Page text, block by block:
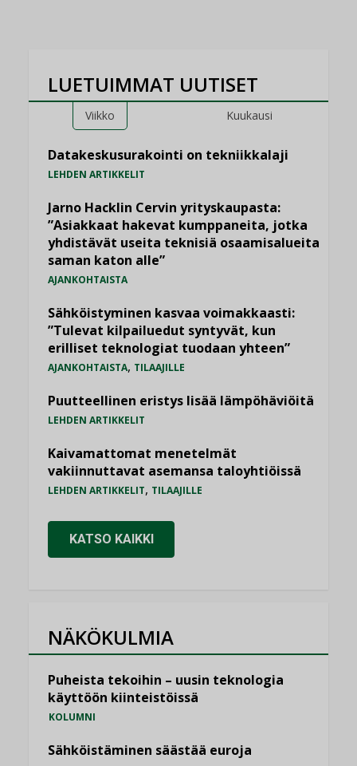
LUETUIMMAT UUTISET
Viikko Kuukausi
Datakeskusurakointi on tekniikkalaji
LEHDEN ARTIKKELIT
Jarno Hacklin Cervin yrityskaupasta:
”Asiakkaat hakevat kumppaneita, jotka
yhdistävät useita teknisiä osaamisalueita
saman katon alle”
AJANKOHTAISTA
Sähköistyminen kasvaa voimakkaasti:
”Tulevat kilpailuedut syntyvät, kun
erilliset teknologiat tuodaan yhteen”
AJANKOHTAISTA, TILAAJILLE
Puutteellinen eristys lisää lämpöhäviöitä
LEHDEN ARTIKKELIT
Kaivamattomat menetelmät
vakiinnuttavat asemansa taloyhtiöissä
LEHDEN ARTIKKELIT, TILAAJILLE
KATSO KAIKKI
NÄKÖKULMIA
Puheista tekoihin – uusin teknologia
käyttöön kiinteistöissä
KOLUMNI
Sähköistäminen säästää euroja